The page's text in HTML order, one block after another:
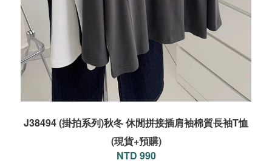
J38494 (掛拍系列)秋冬 休閒拼接插肩袖棉質長袖T恤
(現貨+預購)
NTD 990